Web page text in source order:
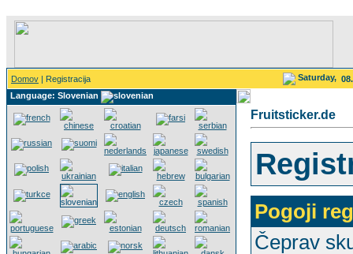
Domov | Registracija Saturday,
Language: Slovenian
Fruitsticker.de
Pogoji
Čeprav